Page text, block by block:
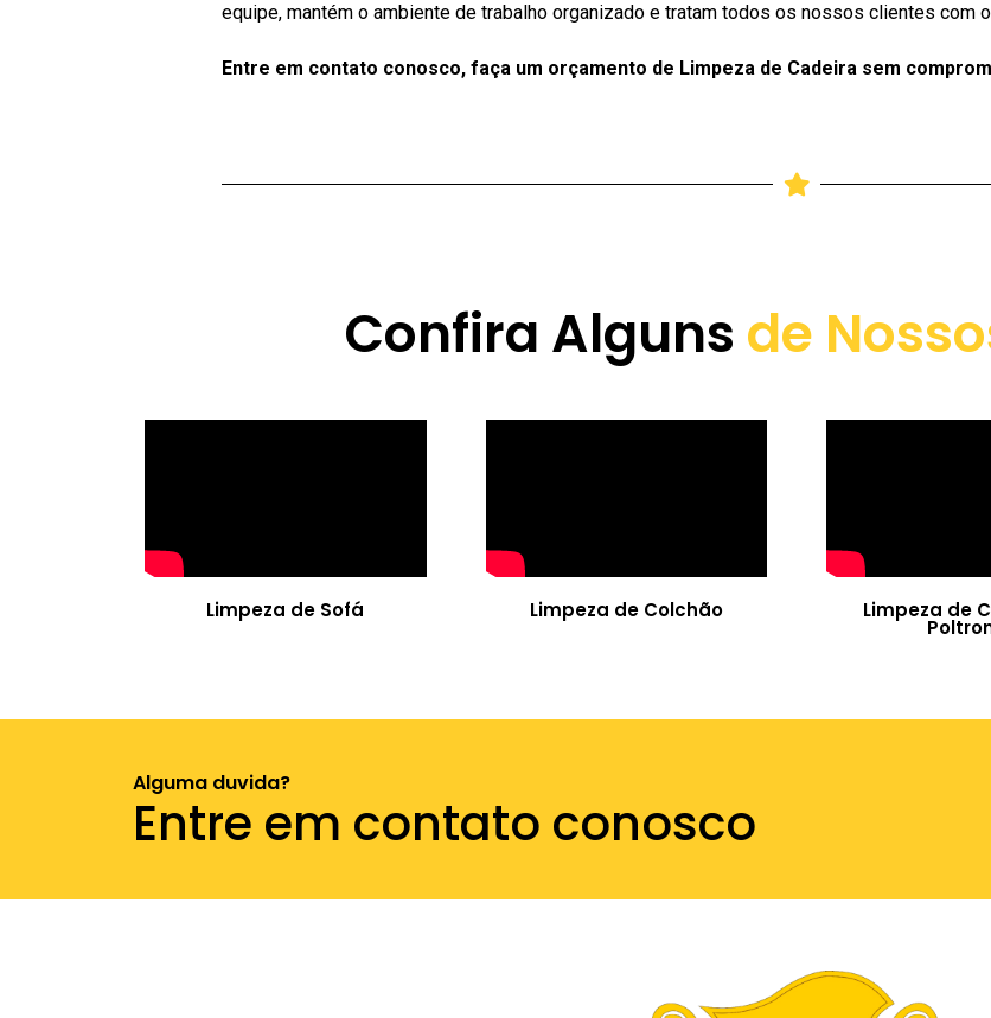
equipe, mantém o ambiente de trabalho organizado e tratam todos os nossos clientes com
Entre em contato conosco, faça um orçamento de Limpeza de Cadeira sem
Confira Alguns de
Limpeza de Sofá Limpeza de Colchão Limpeza de
Alguma duvida?
Entre em contato conosco